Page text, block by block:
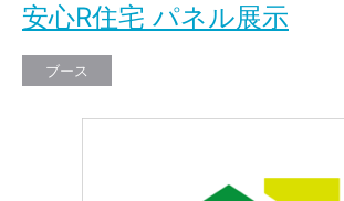
安心R住宅 パネル展示
ブース